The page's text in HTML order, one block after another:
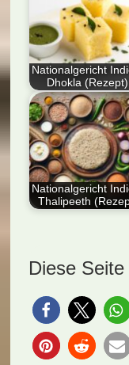
Nationalgericht
Dhokla (Rezept)
Entdecken Sie das
Nationalgericht
– Dhokla!
Sie unser…
Nationalgericht
Thalipeeth
(Rezept)! Dieses
köstliche
Diese